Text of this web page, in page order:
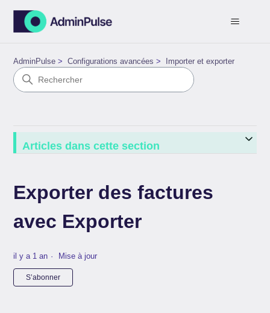
AdminPulse Configurations avancées Importer et exporter
Articles dans cette section
Exporter des factures
avec Exporter
il y a 1 an Mise à jour
S’abonner